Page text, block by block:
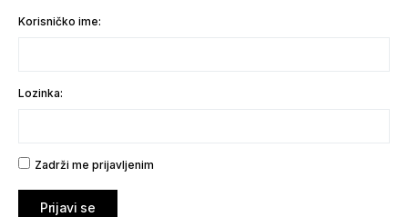
Korisničko ime:
Lozinka:
Zadrži me prijavljenim
Prijavi se